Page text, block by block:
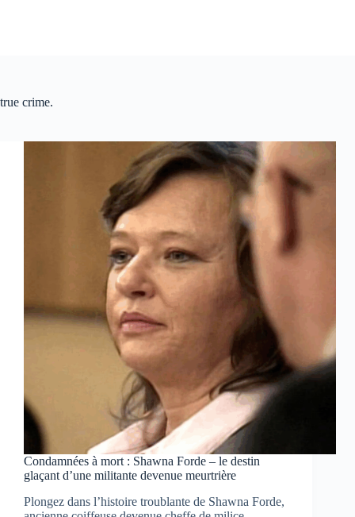
true crime.
Condamnées à mort : Shawna Forde – le destin
glaçant d’une militante devenue meurtrière
Plongez dans l’histoire troublante de Shawna Forde,